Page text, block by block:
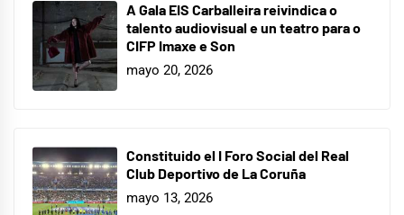
A Gala EIS Carballeira reivindica o
talento audiovisual e un teatro para o
CIFP Imaxe e Son
mayo 20, 2026
Constituido el I Foro Social del Real
Club Deportivo de La Coruña
mayo 13, 2026